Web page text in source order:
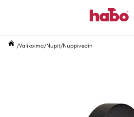
Valikoima Nupit Nuppivedin